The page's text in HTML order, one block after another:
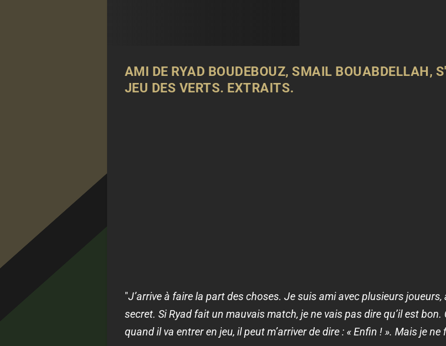
AMI DE RYAD BOUDEBOUZ, SMAIL BOUABDELLAH,
JEU DES VERTS. EXTRAITS.
"J’arrive à faire la part des choses. Je suis ami avec plusieurs joueurs,
secret. Si Ryad fait un mauvais match, je ne vais pas dire qu’il est
quand il va entrer en jeu, il peut m’arriver de dire : « Enfin ! ». Mais je